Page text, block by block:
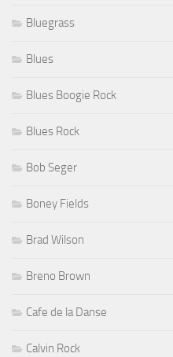
Bluegrass
Blues
Blues Boogie Rock
Blues Rock
Bob Seger
Boney Fields
Brad Wilson
Breno Brown
Cafe de la Danse
Calvin Rock